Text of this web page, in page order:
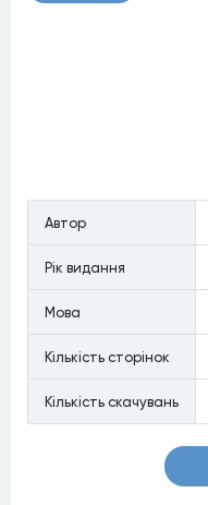
Автор
Рiк видання
Мова
Кiлькiсть сторiнок
Кiлькiсть скачувань